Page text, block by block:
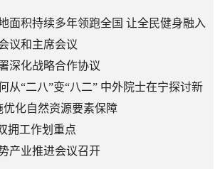
面积持续多年领跑全国 让全民健身融入
议和主席会议
深化战略合作协议
从“二八”变“八二” 中外院士在宁探讨新
优化自然资源要素保障
拥工作划重点
产业推进会议召开